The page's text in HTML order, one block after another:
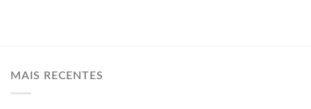
MAIS RECENTES